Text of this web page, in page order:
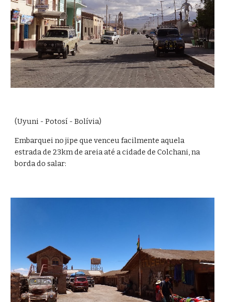
(Uyuni - Potosí - Bolívia)
Embarquei no jipe que venceu facilmente aquela
estrada de 23km de areia até a cidade de Colchani, na
borda do salar: